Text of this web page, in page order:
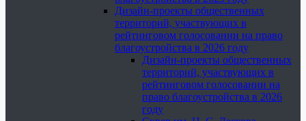
Дизайн-проекты общественных
территорий, участвующих в
рейтинговом голосовании на право
благоустройства в 2026 году
Дизайн-проекты общественных
территорий, участвующих в
рейтинговом голосовании на
право благоустройства в 2026
году